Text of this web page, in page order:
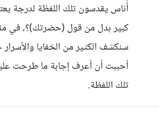
أُناس يقدسون تلك اللفظة لدرجة
كبير بدل من قول (حضرتك)؟، في
سنكشف الكثير من الخفايا
أحببت أن أعرف إجابة ما طرحت
تلك اللفظة.